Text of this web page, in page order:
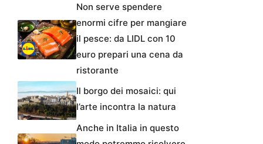
Non serve spendere
enormi cifre per mangiare
il pesce: da LIDL con 10
euro prepari una cena da
ristorante
Il borgo dei mosaici: qui
l’arte incontra la natura
Anche in Italia in questo